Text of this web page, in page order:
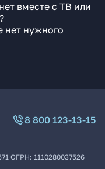
вместе с ТВ или
нет нужного
8 800 123-13-15
ОГРН: 1110280037526